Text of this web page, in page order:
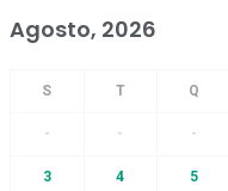
Agosto, 2026
- - -
3 4 5